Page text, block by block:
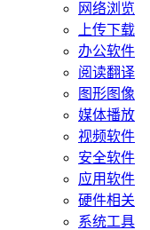
网络浏览
上传下载
办公软件
阅读翻译
图形图像
媒体播放
视频软件
安全软件
应用软件
硬件相关
系统工具